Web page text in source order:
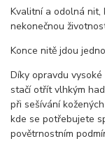
Kvalitní a odolná nit,
nekonečnou
Konce nitě jdou
Díky opravdu
stačí otřít vlhkým
při sešívání
kde se potřebujete
povětrnostním